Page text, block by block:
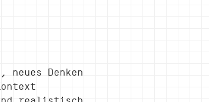
Denken